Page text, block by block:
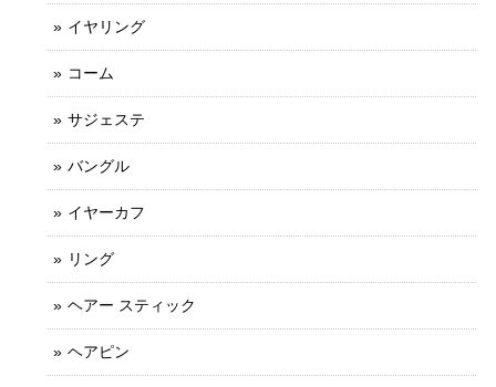
イヤリング
コーム
サジェステ
バングル
イヤーカフ
リング
ヘアー スティック
ヘアピン